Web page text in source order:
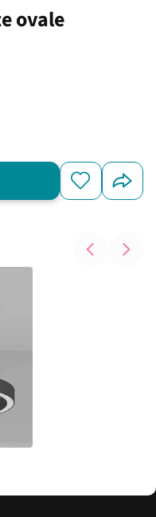
ovale